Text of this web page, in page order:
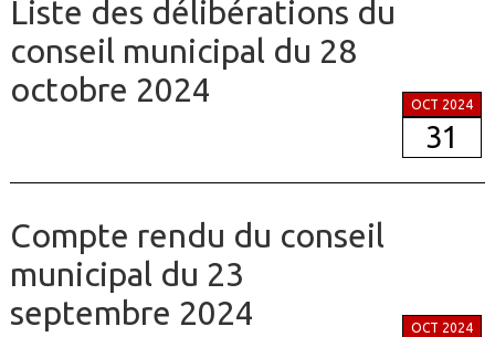
Liste des délibérations du
conseil municipal du 28
octobre 2024
OCT 2024
31
Compte rendu du conseil
municipal du 23
septembre 2024
OCT 2024